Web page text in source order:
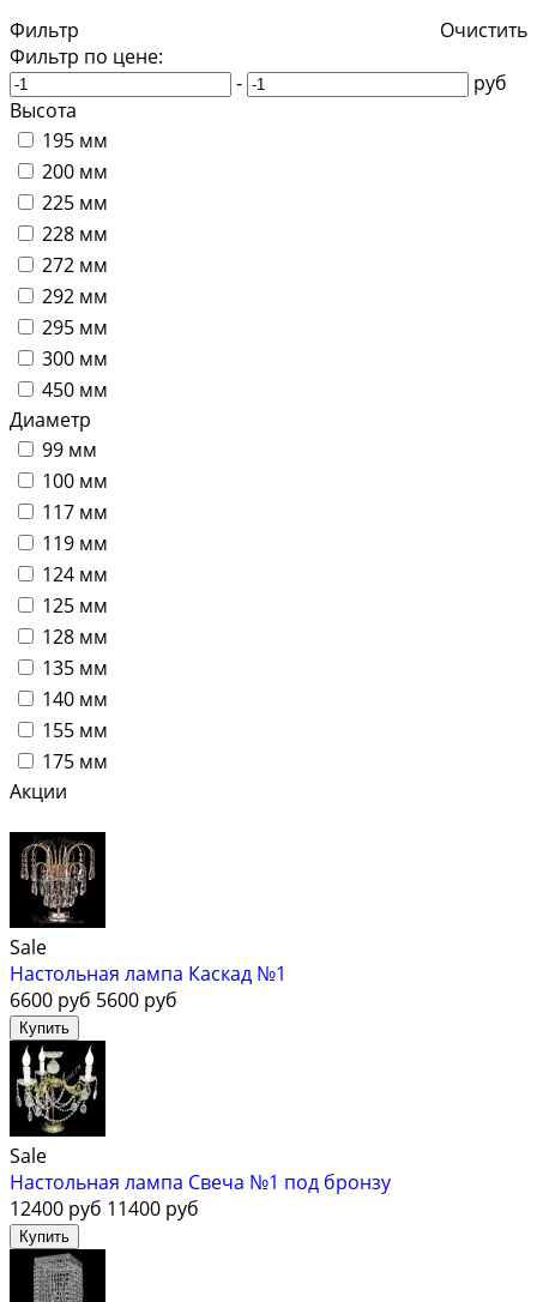
Фильтр
Очистить
Фильтр по цене:
-
руб
Высота
195 мм
200 мм
225 мм
228 мм
272 мм
292 мм
295 мм
300 мм
450 мм
Диаметр
99 мм
100 мм
117 мм
119 мм
124 мм
125 мм
128 мм
135 мм
140 мм
155 мм
175 мм
Акции
Sale
Настольная лампа Каскад №1
6600 руб 5600 руб
Sale
Настольная лампа Свеча №1 под бронзу
12400 руб 11400 руб